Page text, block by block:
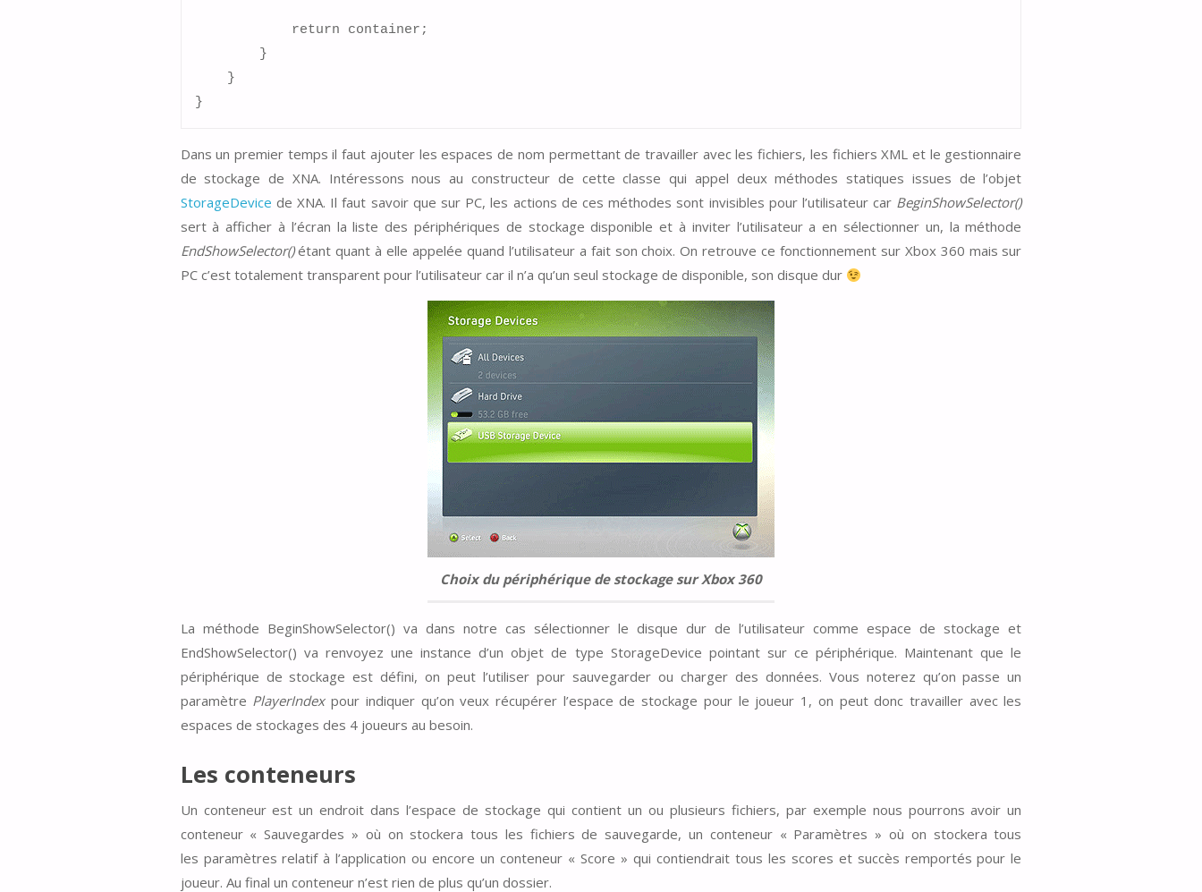
            return container;
        }
    }
}
Dans un premier temps il faut ajouter les espaces de nom permettant de travailler avec les fichiers, les fichiers XML et le gestionnaire
de stockage de XNA. Intéressons nous au constructeur de cette classe qui appel deux méthodes statiques issues de l’objet
StorageDevice de XNA. Il faut savoir que sur PC, les actions de ces méthodes sont invisibles pour l’utilisateur car BeginShowSelector()
sert à afficher à l’écran la liste des périphériques de stockage disponible et à inviter l’utilisateur a en sélectionner un, la méthode
EndShowSelector()étant quant à elle appelée quand l’utilisateur a fait son choix. On retrouve ce fonctionnement sur Xbox 360 mais sur
PC c’est totalement transparent pour l’utilisateur car il n’a qu’un seul stockage de disponible, son disque dur
Choix du périphérique de stockage sur Xbox 360
La méthode BeginShowSelector() va dans notre cas sélectionner le disque dur de l’utilisateur comme espace de stockage et
EndShowSelector() va renvoyez une instance d’un objet de type StorageDevice pointant sur ce périphérique. Maintenant que le
périphérique de stockage est défini, on peut l’utiliser pour sauvegarder ou charger des données. Vous noterez qu’on passe un
paramètre PlayerIndexpour indiquer qu’on veux récupérer l’espace de stockage pour le joueur 1, on peut donc travailler avec les
espaces de stockages des 4 joueurs au besoin.
Les conteneurs
Un conteneur est un endroit dans l’espace de stockage qui contient un ou plusieurs fichiers, par exemple nous pourrons avoir un
conteneur « Sauvegardes » où on stockera tous les fichiers de sauvegarde, un conteneur « Paramètres » où on stockera tous
les paramètres relatif à l’application ou encore un conteneur « Score » qui contiendrait tous les scores et succès remportés pour le
joueur. Au final un conteneur n’est rien de plus qu’un dossier.